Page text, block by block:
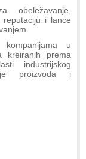
obeležavanje,
reputaciju i lance
u
kreiranih prema
industrijskog
proizvoda i